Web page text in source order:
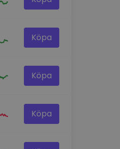
Köpa
Köpa
Köpa